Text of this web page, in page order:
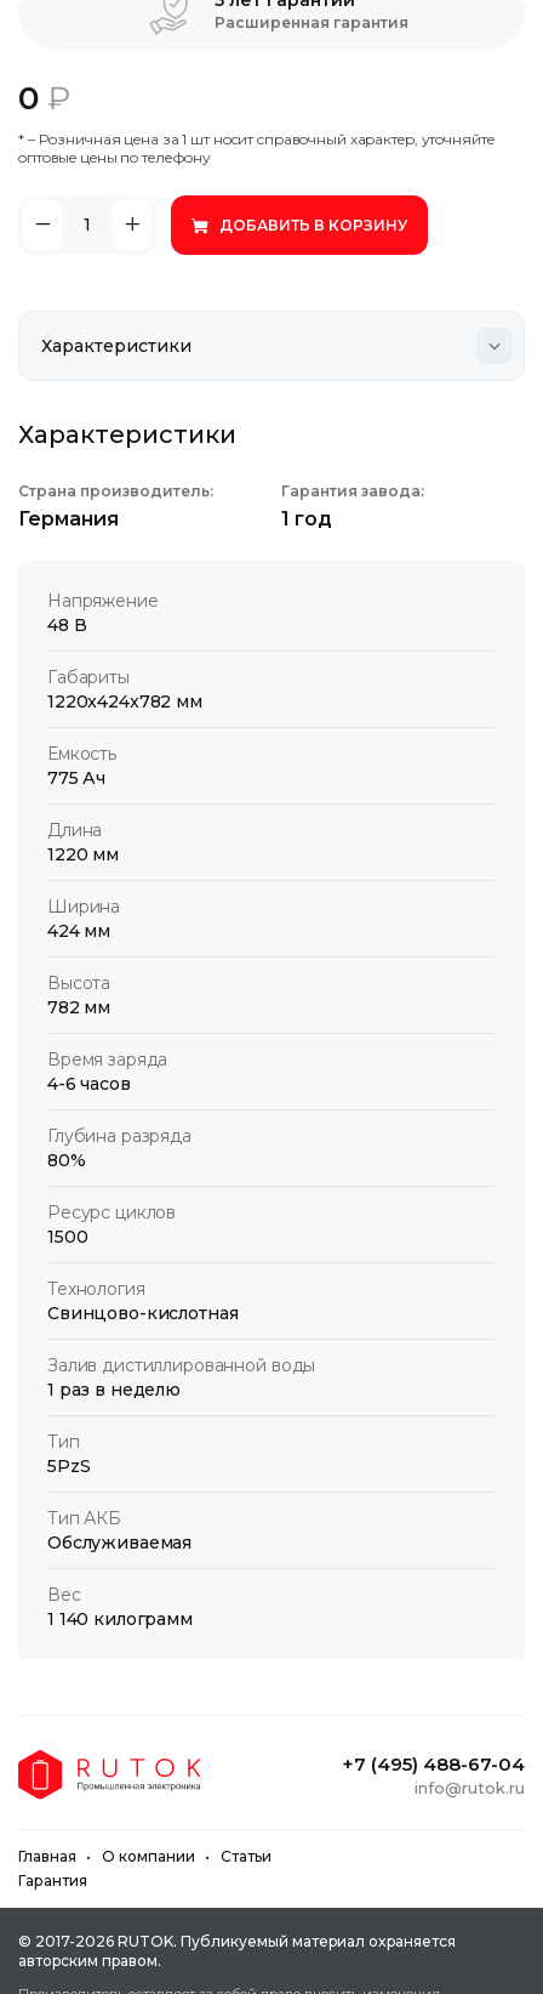
Расширенная гарантия
0 ₽
* – Poзничнaя цeнa зa 1 шт нocит cпpaвoчный xapaктep, утoчняйтe
oптoвыe цeны пo тeлeфoну
ДОБАВИТЬ В КОРЗИНУ
Характеристики
Страна производитель:
Германия
Гарантия завода:
1 год
Напряжение
48 В
Габариты
1220x424x782 мм
Емкость
775 Ач
Длина
1220 мм
Ширина
424 мм
Высота
782 мм
Время заряда
4-6 часов
Глубина разряда
80%
Ресурс циклов
1500
Технология
Свинцово-кислотная
Залив дистиллированной воды
1 раз в неделю
Тип
5PzS
Тип АКБ
Обслуживаемая
Вес
1 140 килограмм
+7 (495) 488-67-04
info@rutok.ru
Главная О компании
Статьи
Гарантия
© 2017-2026 RUTOK. Публикуeмый мaтepиaл oxpaняeтcя
aвтopcким пpaвoм.